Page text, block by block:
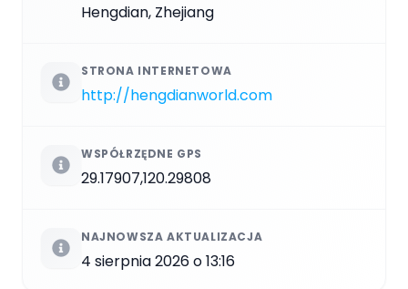
Hengdian, Zhejiang
STRONA INTERNETOWA
http://hengdianworld.com
WSPÓŁRZĘDNE GPS
29.17907,120.29808
NAJNOWSZA AKTUALIZACJA
4 sierpnia 2026 o 13:16